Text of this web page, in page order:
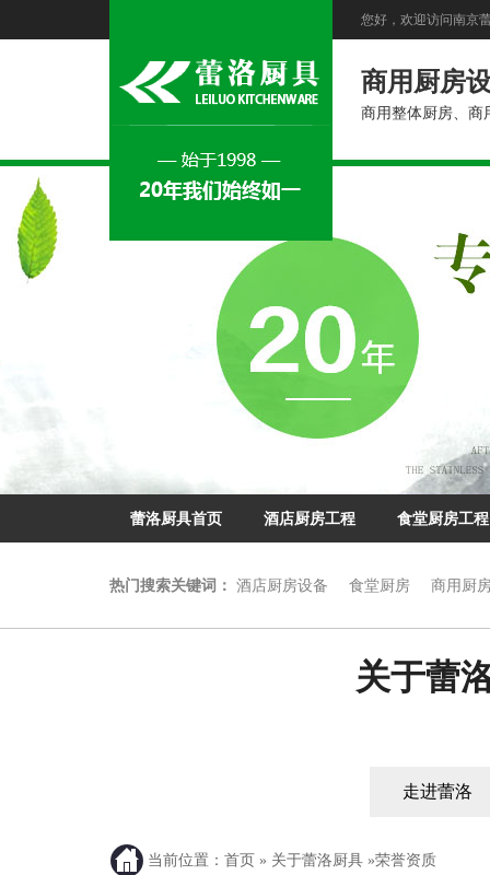
您好，欢迎访问南京
商用厨房
商用整体厨房、商
蕾洛厨具首页 酒店厨房工程 食堂厨房工程
热门搜索关键词： 酒店厨房设备 食堂厨房 商用厨
关于蕾
走进蕾洛
当前位置： 首页 » 关于蕾洛厨具 »荣誉资质